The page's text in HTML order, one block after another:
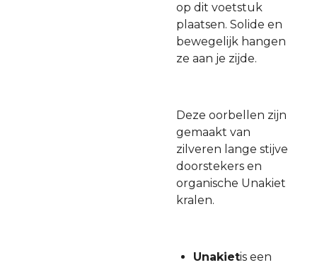
op dit voetstuk
plaatsen. Solide en
bewegelijk hangen
ze aan je zijde.
Deze oorbellen zijn
gemaakt van
zilveren lange stijve
doorstekers en
organische Unakiet
kralen.
Unakietis een